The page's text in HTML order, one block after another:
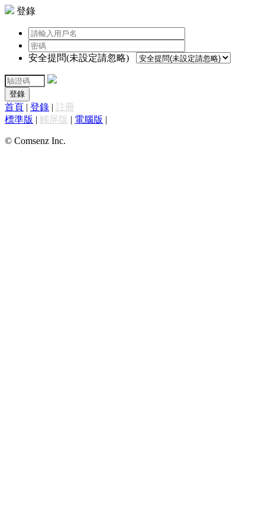
登錄
安全提問(未設定請忽略)
登錄
首頁 | 登錄 | 註冊
標準版 | 觸屏版 | 電腦版 |
© Comsenz Inc.